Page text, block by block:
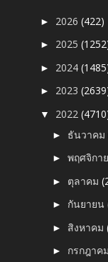
► 2026(422)
► 2025
► 2024
► 2023
▼ 2022
► ธันวาคม
►พฤศจิก
► ตุลาคม
► กันยายน
► สิงหาคม
► กรกฎา